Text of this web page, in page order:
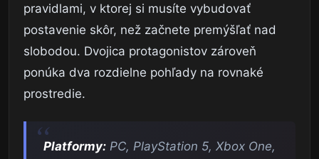
pravidlami, v ktorej si musíte vybudovať
postavenie skôr, než začnete premýšľať nad
slobodou. Dvojica protagonistov zároveň
ponúka dva rozdielne pohľady na rovnaké
prostredie.
Platformy: PC, PlayStation 5, Xbox One,